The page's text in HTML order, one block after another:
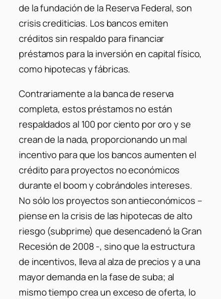
de la fundación de la Reserva Federal, son
crisis crediticias. Los bancos emiten
créditos sin respaldo para financiar
préstamos para la inversión en capital físico,
como hipotecas y fábricas.
Contrariamente a la banca de reserva
completa, estos préstamos no están
respaldados al 100 por ciento por oro y se
crean de la nada, proporcionando un mal
incentivo para que los bancos aumenten el
crédito para proyectos no económicos
durante el boom y cobrándoles intereses.
No sólo los proyectos son antieconómicos –
piense en la crisis de las hipotecas de alto
riesgo (subprime) que desencadenó la Gran
Recesión de 2008 -, sino que la estructura
de incentivos, lleva al alza de precios y a una
mayor demanda en la fase de suba; al
mismo tiempo crea un exceso de oferta, lo